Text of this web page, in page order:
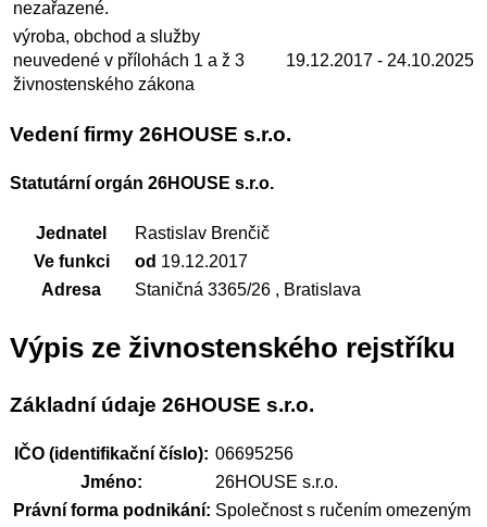
nezařazené.
výroba, obchod a služby
neuvedené v přílohách 1 a ž 3
živnostenského zákona
19.12.2017- 24.10.2025
Vedení firmy 26HOUSE s.r.o.
Statutární orgán 26HOUSE s.r.o.
Jednatel
Rastislav Brenčič
Ve funkci
od 19.12.2017
Adresa
Staničná 3365/26 , Bratislava
Výpis ze živnostenského rejstříku
Základní údaje 26HOUSE s.r.o.
IČO (identifikační číslo): 06695256
Jméno:
26HOUSE s.r.o.
Právní forma podnikání: Společnost s ručením omezeným